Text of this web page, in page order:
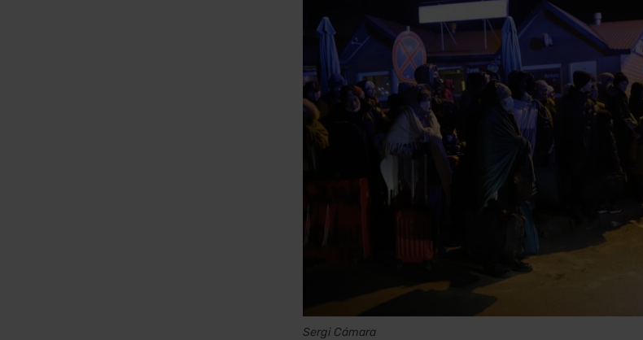
Sergi Cámara